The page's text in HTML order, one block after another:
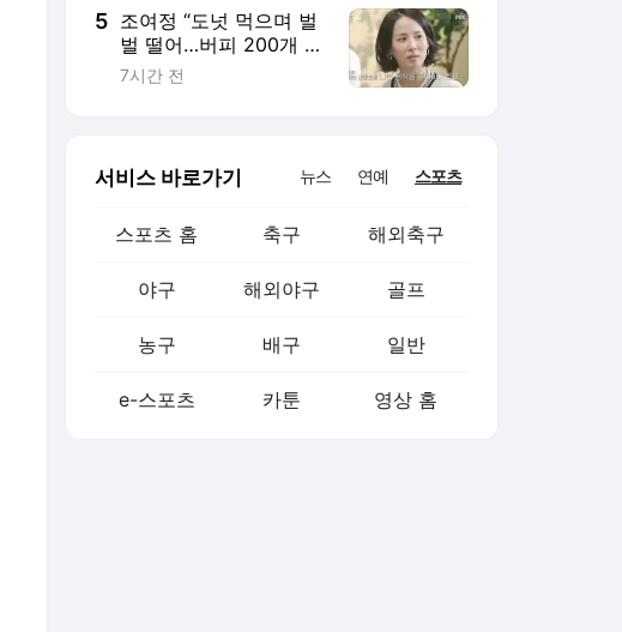
있다
5 조여정 “도넛 먹으며 벌
벌 떨어…버피 200개 벌
준다”
7시간 전
서비스 바로가기 뉴스 연예 스포츠
스포츠 홈 축구 해외축구
야구 해외야구 골프
농구 배구 일반
e-스포츠 카툰 영상 홈